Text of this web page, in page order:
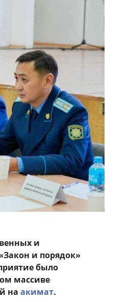
и
и порядок»
было
массиве
на акимат.